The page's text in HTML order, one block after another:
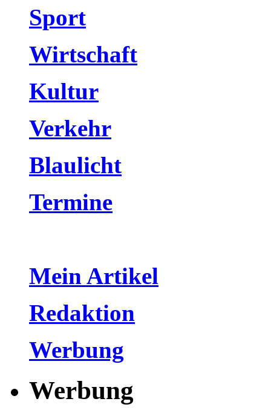
Sport
Wirtschaft
Kultur
Verkehr
Blaulicht
Termine
Mein Artikel
Redaktion
Werbung
Werbung